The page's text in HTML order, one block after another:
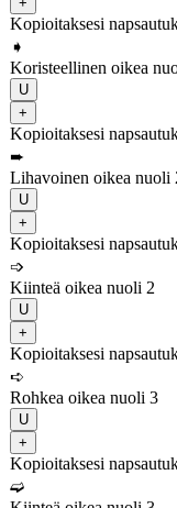
Kopioitaksesi
➧
Koristeellinen oikea
U
+
Kopioitaksesi
➨
Lihavoinen oikea nuoli
U
+
Kopioitaksesi
➩
Kiinteä oikea nuoli 2
U
+
Kopioitaksesi
➪
Rohkea oikea nuoli 3
U
+
Kopioitaksesi
➫